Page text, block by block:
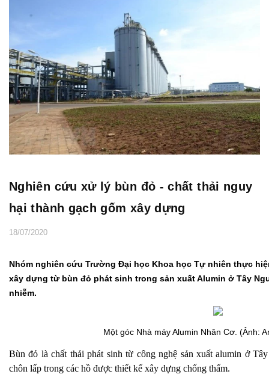
Nghiên cứu xử lý bùn đỏ - chất thải nguy
hại thành gạch gốm xây dựng
18/07/2020
Nhóm nghiên cứu Trường Đại học Khoa học Tự nhiên thực
xây dựng từ bùn đỏ phát sinh trong sản xuất Alumin ở Tây
nhiễm.
Một góc Nhà máy Alumin Nhân Cơ. (Ảnh:
Bùn đỏ là chất thải phát sinh từ công nghệ sản xuất alumin ở
chôn lấp trong các hồ được thiết kế xây dựng chống thấm.